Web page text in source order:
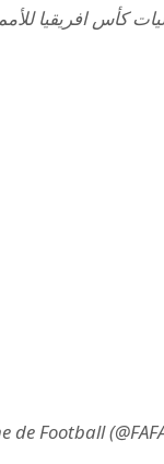
كأس افريقيا
Football